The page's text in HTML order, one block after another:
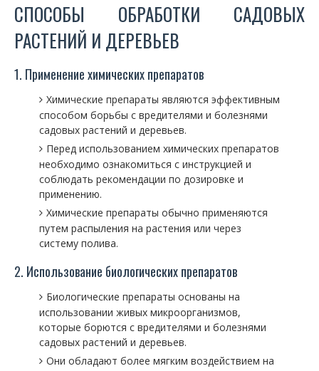
СПОСОБЫ ОБРАБОТКИ САДОВЫХ
РАСТЕНИЙ И ДЕРЕВЬЕВ
1. Применение химических препаратов
Химические препараты являются эффективным
способом борьбы с вредителями и болезнями
садовых растений и деревьев.
Перед использованием химических препаратов
необходимо ознакомиться с инструкцией и
соблюдать рекомендации по дозировке и
применению.
Химические препараты обычно применяются
путем распыления на растения или через
систему полива.
2. Использование биологических препаратов
Биологические препараты основаны на
использовании живых микроорганизмов,
которые борются с вредителями и болезнями
садовых растений и деревьев.
Они обладают более мягким воздействием на